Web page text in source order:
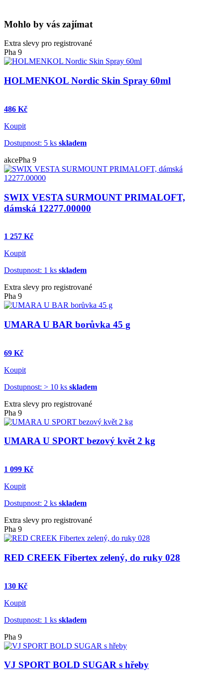
Mohlo by vás zajímat
Extra slevy pro registrované
Pha 9
HOLMENKOL Nordic Skin Spray 60ml
486 Kč
Koupit
Dostupnost: 5 ks skladem
akcePha 9
SWIX VESTA SURMOUNT PRIMALOFT,
dámská 12277.00000
1 257 Kč
Koupit
Dostupnost: 1 ks skladem
Extra slevy pro registrované
Pha 9
UMARA U BAR borůvka 45 g
69 Kč
Koupit
Dostupnost: > 10 ks skladem
Extra slevy pro registrované
Pha 9
UMARA U SPORT bezový květ 2 kg
1 099 Kč
Koupit
Dostupnost: 2 ks skladem
Extra slevy pro registrované
Pha 9
RED CREEK Fibertex zelený, do ruky 028
130 Kč
Koupit
Dostupnost: 1 ks skladem
Pha 9
VJ SPORT BOLD SUGAR s hřeby